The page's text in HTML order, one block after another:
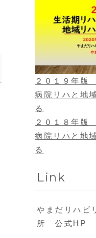
２０１９年版
病院リハと地
る
２０１８年版
病院リハと地
る
Link
やまだリハビ
所 公式HP